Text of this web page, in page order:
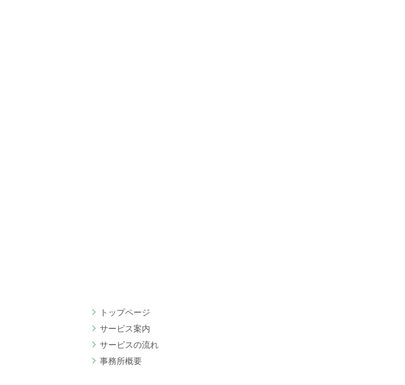
トップページ
サービス案内
サービスの流れ
事務所概要